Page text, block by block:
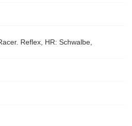
Reflex, HR: Schwalbe,